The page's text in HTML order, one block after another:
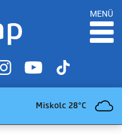
MENÜ
Miskolc 28°C